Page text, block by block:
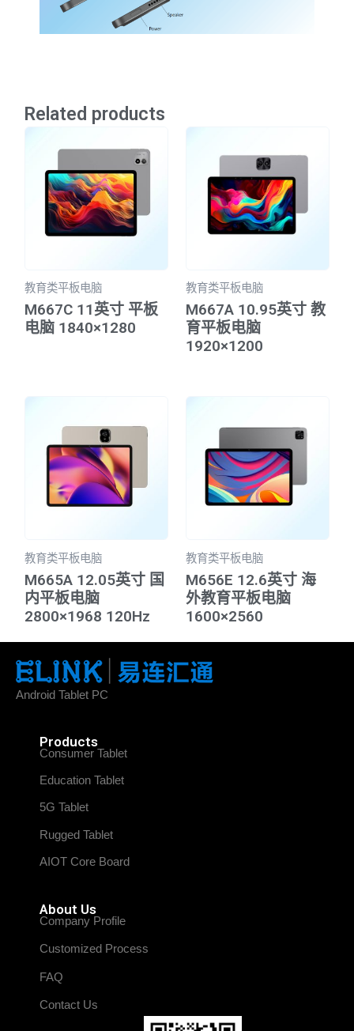
Related products
教育类平板电脑
M667C 11英寸 平板
电脑 1840×1280
教育类平板电脑
M667A 10.95英寸 教
育平板电脑
1920×1200
教育类平板电脑
M665A 12.05英寸 国
内平板电脑
2800×1968 120Hz
教育类平板电脑
M656E 12.6英寸 海
外教育平板电脑
1600×2560
Android Tablet PC
Products
Consumer Tablet
Education Tablet
5G Tablet
Rugged Tablet
AIOT Core Board
About Us
Company Profile
Customized Process
FAQ
Contact Us